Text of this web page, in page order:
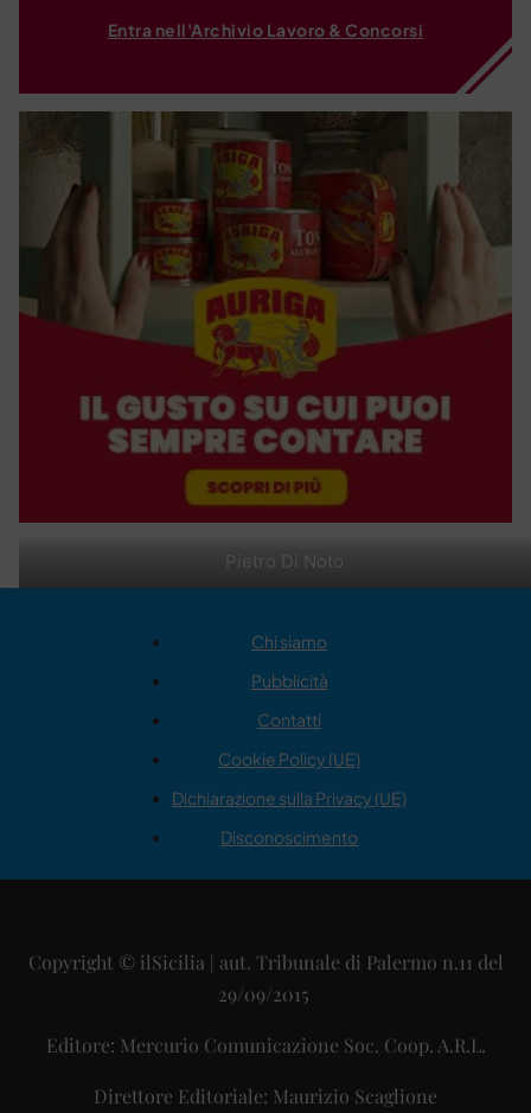
Pietro Di Noto
Entra nell'Archivio Lavoro & Concorsi
Chi siamo
Pubblicità
Contatti
Cookie Policy (UE)
Dichiarazione sulla Privacy (UE)
Disconoscimento
Copyright © ilSicilia | aut. Tribunale di Palermo n.11 del
29/09/2015
Editore: Mercurio Comunicazione Soc. Coop. A.R.L.
Direttore Editoriale: Maurizio Scaglione